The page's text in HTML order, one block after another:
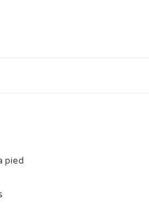
pied